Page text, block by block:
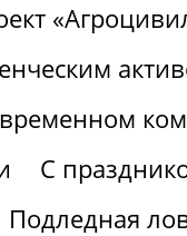
С
Подледная